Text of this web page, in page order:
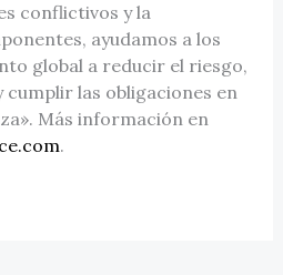
conflictivos y la
ayudamos a los
global a reducir el riesgo,
las obligaciones en
Más información en
.